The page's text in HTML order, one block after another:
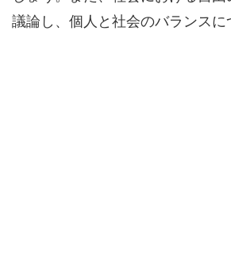
議論し、個人と社会のバランスに